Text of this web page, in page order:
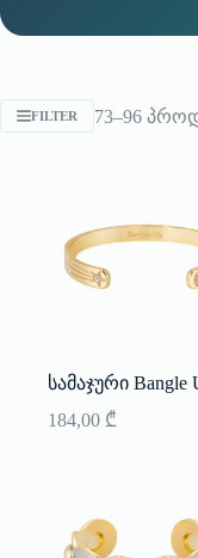
FILTER 73–96
სამაჯური Bangle
184,00 ₾